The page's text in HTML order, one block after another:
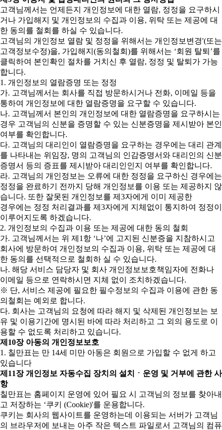
고객님께서는 언제든지 개인정보에 대한 열람, 정정을 요구하시
거나 가입해지 및 개인정보의 수집과 이용, 위탁 또는 제공에 대
한 동의를 철회를 하실 수 있습니다.
고객님의 개인정보 열람 및 정정을 위해서는 개인정보변경'(또는
고객정보수정)을, 가입해지(동의철회)를 위해서는 ‘회원 탈퇴’를
클릭하여 본인확인 절차를 거치신 후 열람, 정정 및 탈퇴가 가능
합니다.
1. 개인정보의 열람증명 또는 정정
가. 고객님께서는 회사를 직접 방문하시거나 전화, 이메일 등을
통하여 개인정보에 대한 열람증명을 요구할 수 있습니다.
나. 고객님께서 본인의 개인정보에 대한 열람증명을 요구하시는
경우 고객님의 신분을 증명할 수 있는 신분증명을 제시받아 본인
여부를 확인합니다.
다. 고객님의 대리인이 열람증명을 요구하는 경우에는 대리 관계
를 나타내는 위임장, 명의 고객님의 인감증명서와 대리인의 신분
증명서 등의 증표를 제시받아 대리인인지 여부를 확인합니다.
라. 고객님의 개인정보는 오류에 대한 정정을 요구하신 경우에는
정정을 완료하기 전까지 당해 개인정보를 이용 또는 제공하지 않
습니다. 또한 잘못된 개인정보를 제3자에게 이미 제공한
경우에는 정정 처리결과를 제3자에게 지체없이 통지하여 정정이
이루어지도록 하겠습니다.
2. 개인정보의 수집과 이용 또는 제공에 대한 동의 철회
가. 고객님께서는 위 제1항 ‘나’에 고지된 신분증을 지참하시고
회사에 방문하여 개인정보의 수집과 이용, 위탁 또는 제공에 대
한 동의를 선택적으로 철회하 실 수 있습니다.
나. 해당 서비스 담당자 및 회사 개인정보보호책임자에 전화나
이메일 등으로 연락하시면 지체 없이 조치하겠습니다.
※ 단, 서비스 제공에 필요한 필수정보의 수집과 이용에 관한 동
의철회는 예외로 합니다.
다. 회사는 고객님의 요청에 따라 해지 및 삭제된 개인정보는 보
유 및 이용기간에 명시된 바에 따라 처리하고 그 외의 용도로 이
용할 수 없도록 처리하고 있습니다.
제10장 아동의 개인정보보호
1. 칠만표는 만 14세 미만 아동은 회원으로 가입할 수 없게 하고
있습니다
제11장 개인정보 자동수집 장치의 설치ㆍ운영 및 거부에 관한 사
항
칠만표는 홈페이지 운영에 있어 필요 시 고객님의 정보를 찾아내
고 저장하는 ‘쿠키 (Cookie)'를 운용합니다.
쿠키는 회사의 웹사이트를 운영하는데 이용되는 서버가 고객님
의 브라우저에 보내는 아주 작은 텍스트 파일로서 고객님의 컴퓨